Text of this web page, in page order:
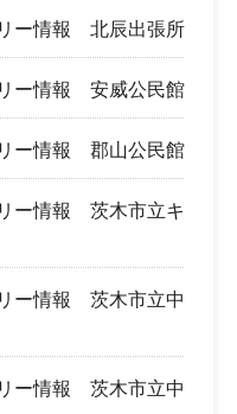
ー情報 北辰出張所
ー情報 安威公民館
ー情報 郡山公民館
ー情報 茨木市立キ
ー情報 茨木市立中
ー情報 茨木市立中